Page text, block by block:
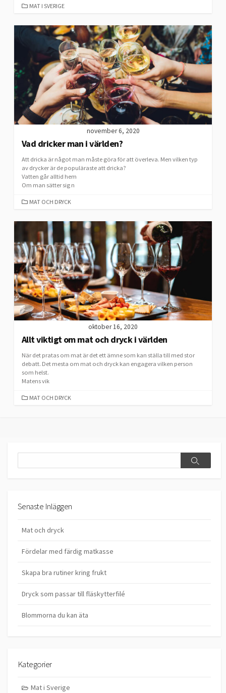
CATEGORIES
MAT I SVERIGE
november 6, 2020
Vad dricker man i världen?
Att dricka är något man måste göra för att överleva. Men vilken typ
av drycker är de populäraste att dricka?
Vatten går alltid hem
Om man sätter sig n
CATEGORIES
MAT OCH DRYCK
oktober 16, 2020
Allt viktigt om mat och dryck i världen
När det pratas om mat är det ett ämne som kan ställa till med stor
debatt. Det mesta om mat och dryck kan engagera vilken person
som helst.
Matens vik
CATEGORIES
MAT OCH DRYCK
Search
Senaste Inläggen
Mat och dryck
Fördelar med färdig matkasse
Skapa bra rutiner kring frukt
Dryck som passar till fläskytterfilé
Blommorna du kan äta
Kategorier
Mat i Sverige